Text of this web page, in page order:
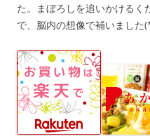
た。まぼろしを追いかけるく
で、脳内の想像で補いました